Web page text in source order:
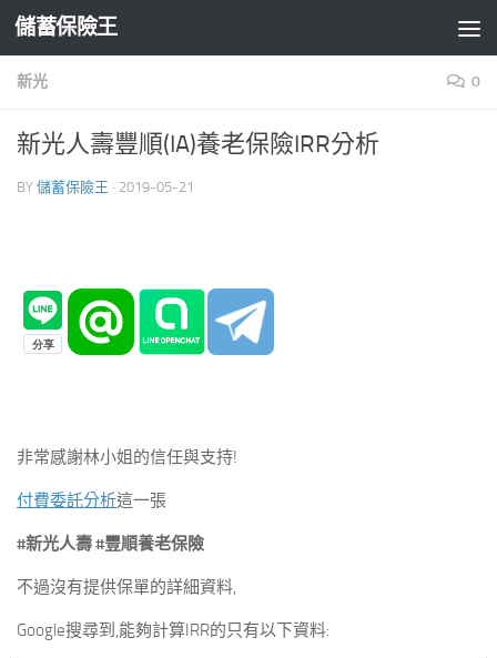
Skip to content
儲蓄保險王
新光 0
新光人壽豐順(IA)養老保險IRR分析
BY 儲蓄保險王 · 2019-05-21
非常感謝林小姐的信任與支持!
付費委託分析這一張
#新光人壽 #豐順養老保險
不過沒有提供保單的詳細資料,
Google搜尋到,能夠計算IRR的只有以下資料: